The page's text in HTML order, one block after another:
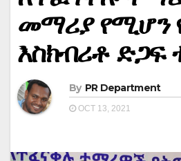
መማሪያ የሚሆን
እስክብሪቶ ድጋፍ
By PR Department
OCT 13, 2021